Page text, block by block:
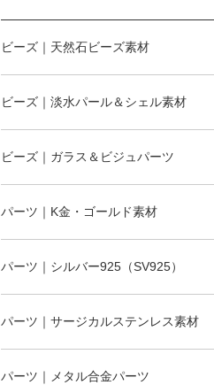
ビーズ｜天然石ビーズ素材
ビーズ｜淡水パール＆シェル素材
ビーズ｜ガラス＆ビジュパーツ
パーツ｜K金・ゴールド素材
パーツ｜シルバー925（SV925）
パーツ｜サージカルステンレス素材
パーツ｜メタル合金パーツ